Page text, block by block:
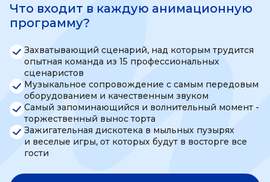
Что входит в каждую анимационную
программу?
Захватывающий сценарий, над которым трудится
опытная команда из 15 профессиональных
сценаристов
Музыкальное сопровождение с самым передовым
оборудованием и качественным звуком
Самый запоминающийся и волнительный момент -
торжественный вынос торта
Зажигательная дискотека в мыльных пузырях
и веселые игры, от которых будут в восторге все
гости